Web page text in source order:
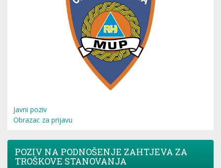
Javni poziv
Obrazac za prijavu
POZIV NA PODNOŠENJE ZAHTJEVA ZA
TROŠKOVE STANOVANJA